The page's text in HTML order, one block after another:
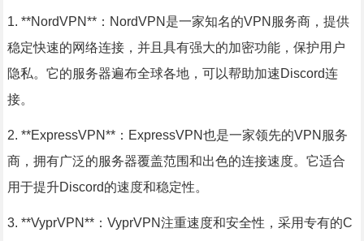
1. **NordVPN**：NordVPN是一家知名的VPN服务商，提供
稳定快速的网络连接，并且具有强大的加密功能，保护用户
隐私。它的服务器遍布全球各地，可以帮助加速Discord连
接。
2. **ExpressVPN**：ExpressVPN也是一家领先的VPN服务
商，拥有广泛的服务器覆盖范围和出色的连接速度。它适合
用于提升Discord的速度和稳定性。
3. **VyprVPN**：VyprVPN注重速度和安全性，采用专有的C